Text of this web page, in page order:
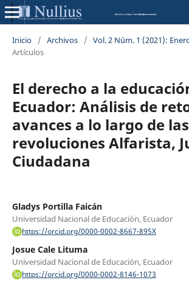
Inicio / Archivos / Vol. 2 Núm. 1 (2021):
Artículos
El derecho a la
Ecuador: Análisis de
avances a lo largo de las
revoluciones Alfarista,
Ciudadana
Gladys Portilla Faicán
Universidad Nacional de Educación, Ecuador
https://orcid.org/0000-0002-8667-895X
Josue Cale Lituma
Universidad Nacional de Educación, Ecuador
https://orcid.org/0000-0002-8146-1073